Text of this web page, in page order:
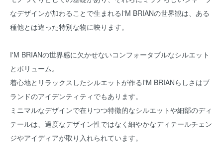
なデザインが加わることで生まれるI'M BRIANの世界観は、ある
種他とは違った特別な物に映ります。
I'M BRIANの世界感に欠かせないコンフォータブルなシルエット
とボリューム。
着心地とリラックスしたシルエットが作るI'M BRIANらしさはブ
ランドのアイデンティティでもあります。
ミニマルなデザインで在りつつ特徴的なシルエットや細部のディ
テールは、過度なデザイン性ではなく細やかなディテールチェン
ジやアイディアが取り入れられています。